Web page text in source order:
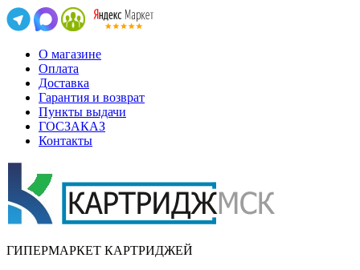
О магазине
Оплата
Доставка
Гарантия и возврат
Пункты выдачи
ГОСЗАКАЗ
Контакты
ГИПЕРМАРКЕТ КАРТРИДЖЕЙ